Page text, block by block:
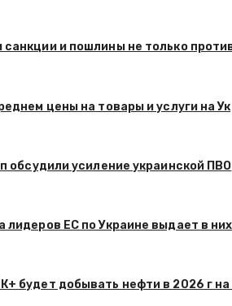
и пошлины не только
цены на товары и услуги на
обсудили усиление украинской ПВО
лидеров ЕС по Украине выдает в
будет добывать нефти в 2026 г